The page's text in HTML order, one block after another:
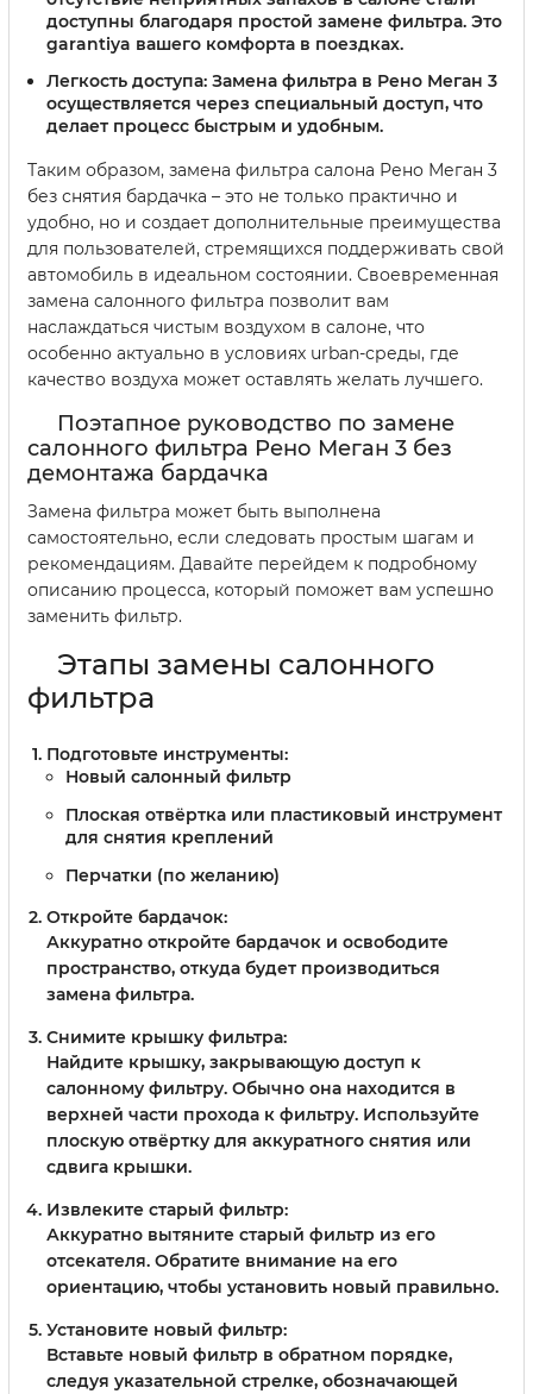
доступны благодаря простой замене фильтра. Это
garantiya вашего комфорта в поездках.
Легкость доступа: Замена фильтра в Рено Меган 3
осуществляется через специальный доступ, что
делает процесс быстрым и удобным.
Таким образом, замена фильтра салона Рено Меган 3
без снятия бардачка – это не только практично и
удобно, но и создает дополнительные преимущества
для пользователей, стремящихся поддерживать свой
автомобиль в идеальном состоянии. Своевременная
замена салонного фильтра позволит вам
наслаждаться чистым воздухом в салоне, что
особенно актуально в условиях urban-среды, где
качество воздуха может оставлять желать лучшего.
Поэтапное руководство по замене
салонного фильтра Рено Меган 3 без
демонтажа бардачка
Замена фильтра может быть выполнена
самостоятельно, если следовать простым шагам и
рекомендациям. Давайте перейдем к подробному
описанию процесса, который поможет вам успешно
заменить фильтр.
Этапы замены салонного
фильтра
Подготовьте инструменты:
Новый салонный фильтр
Плоская отвёртка или пластиковый инструмент
для снятия креплений
Перчатки (по желанию)
Откройте бардачок:
Аккуратно откройте бардачок и освободите
пространство, откуда будет производиться
замена фильтра.
Снимите крышку фильтра:
Найдите крышку, закрывающую доступ к
салонному фильтру. Обычно она находится в
верхней части прохода к фильтру. Используйте
плоскую отвёртку для аккуратного снятия или
сдвига крышки.
Извлеките старый фильтр:
Аккуратно вытяните старый фильтр из его
отсекателя. Обратите внимание на его
ориентацию, чтобы установить новый правильно.
Установите новый фильтр:
Вставьте новый фильтр в обратном порядке,
следуя указательной стрелке, обозначающей